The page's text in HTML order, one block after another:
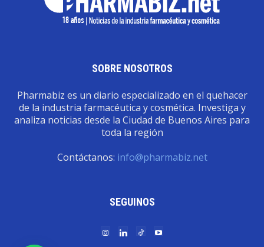
SOBRE NOSOTROS
Pharmabiz es un diario especializado en el quehacer
de la industria farmacéutica y cosmética. Investiga y
analiza noticias desde la Ciudad de Buenos Aires para
toda la región
Contáctanos: info@pharmabiz.net
SEGUINOS